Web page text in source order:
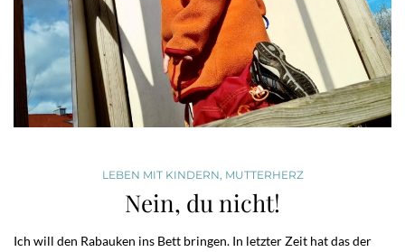
LEBEN MIT KINDERN MUTTERHERZ
Nein, du nicht!
Ich will den Rabauken ins Bett bringen. In letzter Zeit hat das der